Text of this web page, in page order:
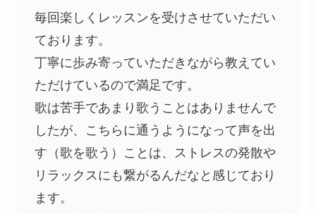
毎回楽しくレッスンを受けさせていただい
ております。
丁寧に歩み寄っていただきながら教えてい
ただけているので満足です。
歌は苦手であまり歌うことはありませんで
したが、こちらに通うようになって声を出
す（歌を歌う）ことは、ストレスの発散や
リラックスにも繋がるんだなと感じており
ます。